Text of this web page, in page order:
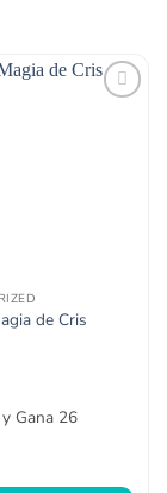
de Cris
Gana 26